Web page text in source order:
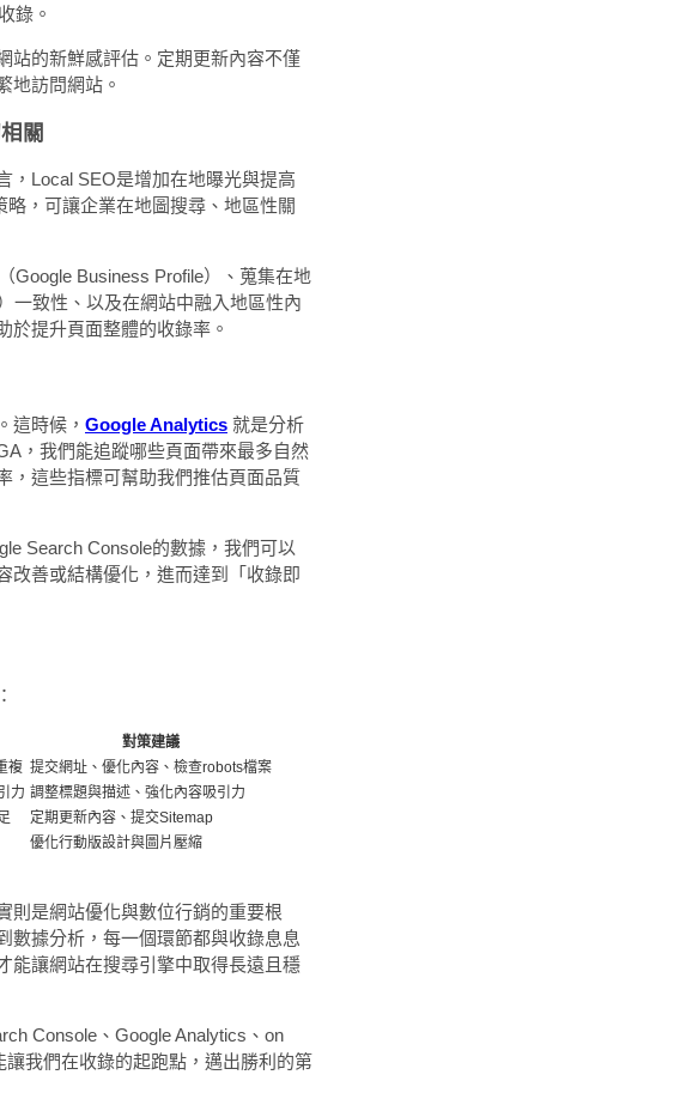
錄。
站的新鮮感評估。定期更新內容不僅
地訪問網站。
關
，Local SEO是增加在地曝光與提高
略，可讓企業在地圖搜尋、地區性關
Google Business Profile）、蒐集在地
一致性、以及在網站中融入地區性內
於提升頁面整體的收錄率。
這時候， Google Analytics 就是分析
，我們能追蹤哪些頁面帶來最多自然
，這些指標可幫助我們推估頁面品質
Search Console的數據，我們可以
改善或結構優化，進而達到「收錄即
對策建議
複 提交網址、優化內容、檢查robots檔案
力 調整標題與描述、強化內容吸引力
定期更新內容、提交Sitemap
優化行動版設計與圖片壓縮
則是網站優化與數位行銷的重要根
數據分析，每一個環節都與收錄息息
能讓網站在搜尋引擎中取得長遠且穩
Console、Google Analytics、on
我們在收錄的起跑點，邁出勝利的第